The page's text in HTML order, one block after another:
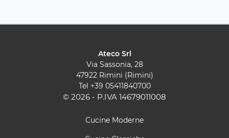
Ateco Srl
Via Sassonia, 28
47922 Rimini (Rimini)
Tel +39 05411840700
© 2026 - P.IVA 14679011008
Cucine Moderne